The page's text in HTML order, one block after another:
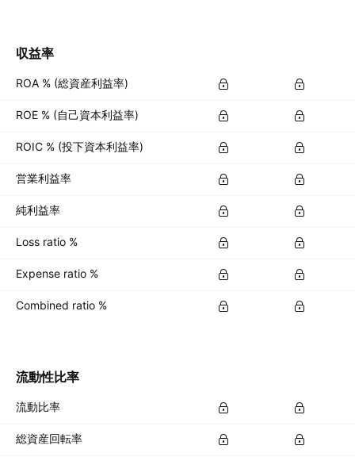
収益率
ROA % (総資産利益率)
ROE % (自己資本利益率)
ROIC % (投下資本利益率)
営業利益率
純利益率
Loss ratio %
Expense ratio %
Combined ratio %
流動性比率
流動比率
総資産回転率